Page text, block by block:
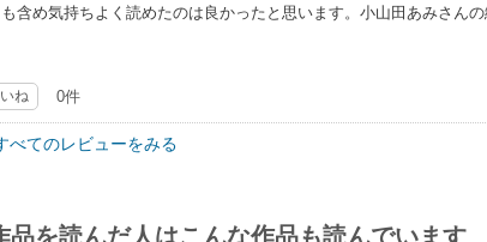
含め気持ちよく読めたのは良かったと思います。小山田あみさんの
ね 0件
べてのレビューをみる
品を読んだ人はこんな作品も読んでいます